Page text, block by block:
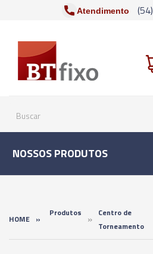
Atendimento (54)
NOSSOS PRODUTOS
HOME »
Produtos » Centro de
Torneamento